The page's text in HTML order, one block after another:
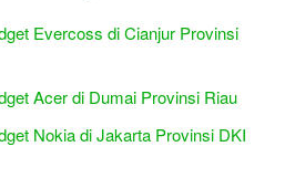
Evercoss di Cianjur Provinsi
Acer di Dumai Provinsi Riau
Nokia di Jakarta Provinsi DKI